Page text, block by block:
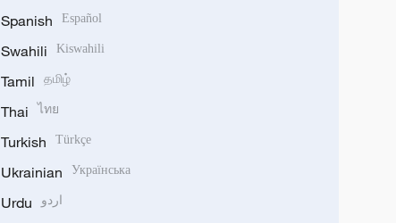
Spanish Español
Swahili Kiswahili
Tamil தமிழ்
Thai ไทย
Turkish Türkçe
Ukrainian Українська
Urdu اردو